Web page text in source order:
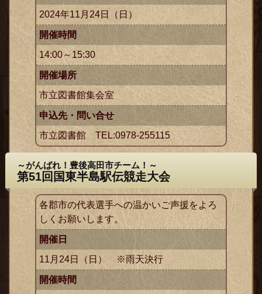
2024年11月24日（日）
開催時間
14:00～15:30
開催場所
市立図書館集会室
申込先・問い合せ
市立図書館 TEL:0978-255115
～がんばれ！豊後高田市チーム！～
第51回国東半島駅伝競走大会
各郡市の代表選手への温かいご声援をよろ
しくお願いします。
開催日
11月24日（日） ※雨天決行
開催時間